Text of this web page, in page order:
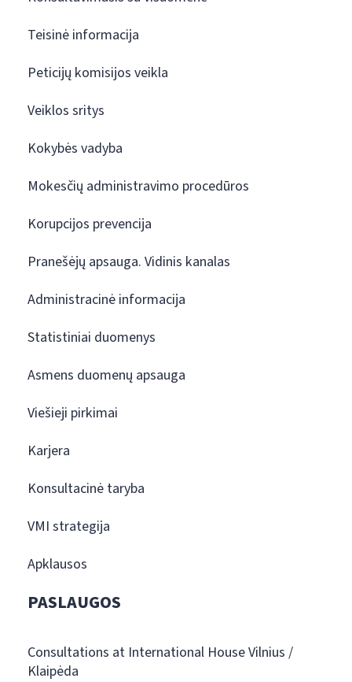
Teisinė informacija
Peticijų komisijos veikla
Veiklos sritys
Kokybės vadyba
Mokesčių administravimo procedūros
Korupcijos prevencija
Pranešėjų apsauga. Vidinis kanalas
Administracinė informacija
Statistiniai duomenys
Asmens duomenų apsauga
Viešieji pirkimai
Karjera
Konsultacinė taryba
VMI strategija
Apklausos
PASLAUGOS
Consultations at International House Vilnius /
Klaipėda